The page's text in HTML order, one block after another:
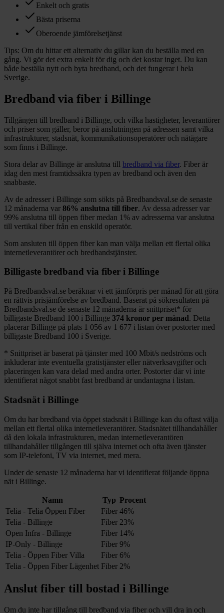
Enkelt och gratis
Bästa priserna
Oberoende jämförelsetjänst
Tips: Om du hittar ett alternativ du gillar kan du beställa med en
gång. Vi gör det extra enkelt för dig och det kostar inget. Du kan
både beställa nytt och byta bredband, och det fungerar i hela
Sverige.
Bredband via fiber i Billinge
Tillgången till bredband i Billinge, och vilka hastigheter, leverantörer
och priser som gäller, beror på anslutningen på adressen samt vilka
infrastrukturer, stadsnät, kommunikationsoperatörer och nätägare
som finns i Billinge.
Stora delar av Billinge är anslutna till bredband via fiber. Fiber är
idag den mest framtidssäkra typen av bredband och även den
snabbaste.
Av de adresser i Billinge som sökts på Bredbandsval.se de senaste
12 månaderna var 86% anslutna till fiber. Av dessa adresser var
99% anslutna till öppen fiber medan 1% av adresserna var anslutna
till vertikal fiber från en enskild operatör.
Som ansluten till öppen fiber kan man välja mellan ett flertal olika
internetleverantörer och bredbandstjänster.
Billigaste bredband via fiber i Billinge
På Bredbandsval.se beräknar vi ett jämförpris per månad för att göra
en rättvis prisjämförelse av bredband. Baserat på sökresultaten på
Bredbandsval.se de senaste 12 månaderna är snittpriset* för
billigaste Bredband 100 i Billinge 374 kronor per månad. Detta
placerar Billinge på plats 1 056 av 1 677 i listan över postorter med
billigaste Bredband 100 i Sverige.
* Snittpriset är baserat på tjänster med 100 Mbit/s nedströms och
inkluderar inte eventuella gratistjänster eller nätverksavgifter och
placeringen kan vara delad med andra orter. Postorter där vi inte
identifierat något snabbt fast bredband är undantagna i listan.
Stadsnät i Billinge
Om du har bredband via öppet stadsnät i Billinge kan du oftast välja
mellan ett flertal olika internetleverantörer. Stadsnätet tillhandahåller
då den lokala infrastrukturen, medan internetleverantören
tillhandahåller tillgången till själva internet och ofta även tjänster
som IP-telefoni, TV via internet, med mera.
Under de senaste 12 månaderna har vi identifierat följande öppna
nät i Billinge.
Namn Typ Procent
Telia - Telia Öppen Fiber
Fiber 46%
Telia - Billinge
Fiber 23%
Open Infra - Billinge
Fiber 14%
IP-Only - Billinge
Fiber 9%
Telia - Öppen Fiber Villa
Fiber 6%
Telia - Öppen Fiber Lägenhet Fiber 2%
Anslut fiber till bostad i Billinge
Om du inte har tillgång till bredband via fiber och vill dra in och